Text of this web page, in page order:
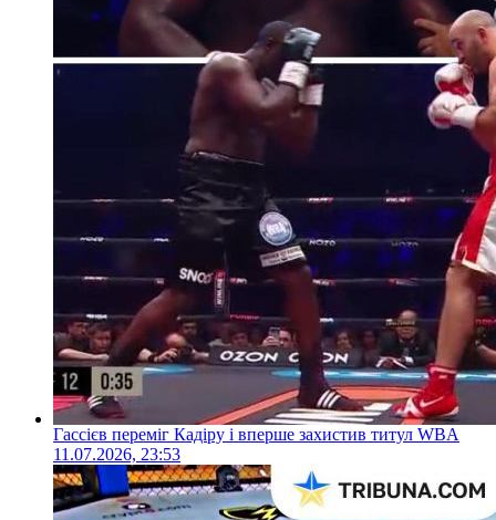
Гассієв переміг Кадіру і вперше захистив титул WBA
11.07.2026, 23:53